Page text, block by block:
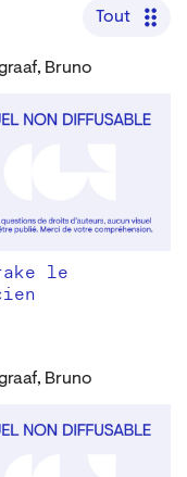
Tout
Bruno
le
Bruno